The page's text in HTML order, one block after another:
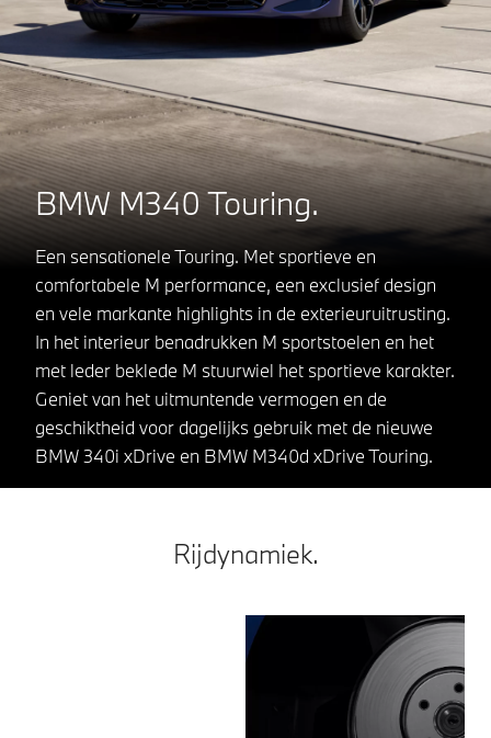
BMW M340 Touring.
Een sensationele Touring. Met sportieve en
comfortabele M performance, een exclusief design
en vele markante highlights in de exterieuruitrusting.
In het interieur benadrukken M sportstoelen en het
met leder beklede M stuurwiel het sportieve karakter.
Geniet van het uitmuntende vermogen en de
geschiktheid voor dagelijks gebruik met de nieuwe
BMW 340i xDrive en BMW M340d xDrive Touring.
Rijdynamiek.